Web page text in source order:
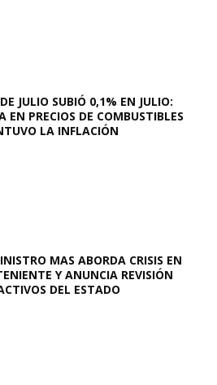
JULIO SUBIÓ 0,1% EN JULIO:
EN PRECIOS DE COMBUSTIBLES
LA INFLACIÓN
MAS ABORDA CRISIS EN
Y ANUNCIA REVISIÓN
DEL ESTADO